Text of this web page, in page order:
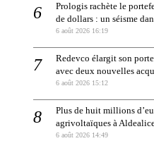
Prologis rachète le
de dollars : un séisme
6 août 2026 16:19
Redevco élargit son
avec deux nouvelles
6 août 2026 15:12
Plus de huit millions
agrivoltaïques à
6 août 2026 14:49